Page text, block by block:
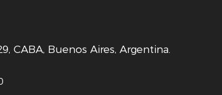
CABA, Buenos Aires, Argentina.